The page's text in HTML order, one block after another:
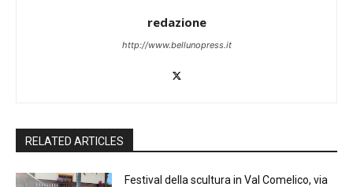
redazione
http://www.bellunopress.it
RELATED ARTICLES
Festival della scultura in Val Comelico, via